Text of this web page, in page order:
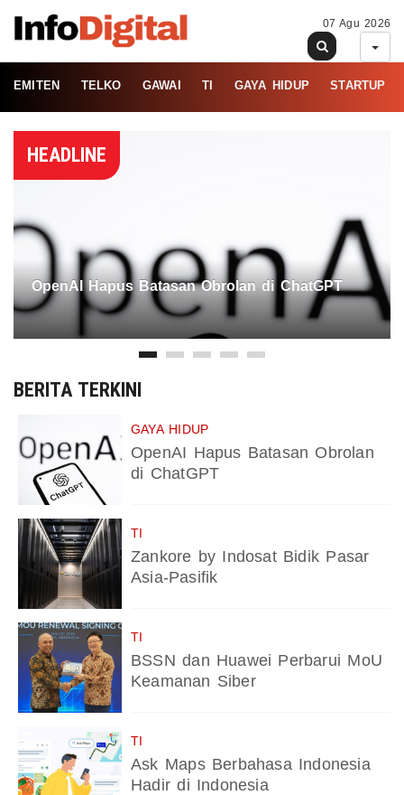
07 Agu 2026
EMITEN TELKO GAWAI TI GAYA HIDUP STARTUP
HEADLINE
OpenAI Hapus Batasan Obrolan di ChatGPT
BERITA TERKINI
GAYA HIDUP
OpenAI Hapus Batasan Obrolan
di ChatGPT
TI
Zankore by Indosat Bidik Pasar
Asia-Pasifik
TI
BSSN dan Huawei Perbarui MoU
Keamanan Siber
TI
Ask Maps Berbahasa Indonesia
Hadir di Indonesia